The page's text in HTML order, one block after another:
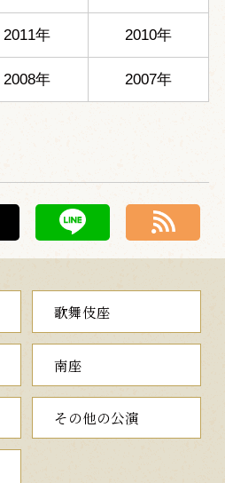
2011年 2010年
2008年 2007年
歌舞伎座
南座
その他の公演